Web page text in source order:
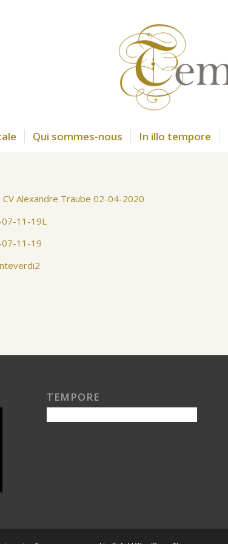
Qui sommes-nous In illo tempore
CV Alexandre Traube 02-04-2020
11-19L
11-19
TEMPORE